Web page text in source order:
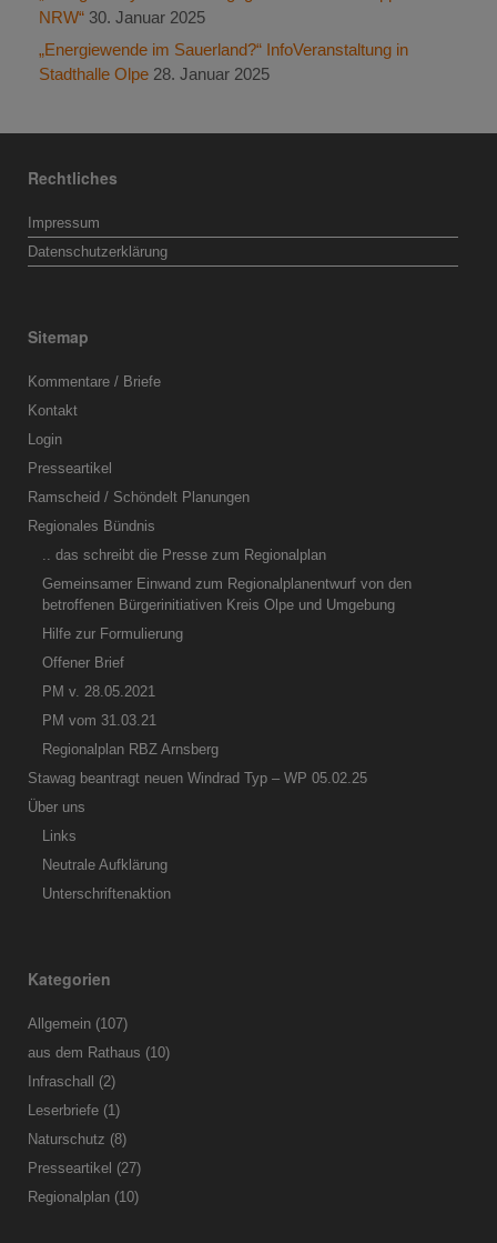
NRW“ 30. Januar 2025
„Energiewende im Sauerland?“ InfoVeranstaltung in
Stadthalle Olpe 28. Januar 2025
Rechtliches
Impressum
Datenschutzerklärung
Sitemap
Kommentare / Briefe
Kontakt
Login
Presseartikel
Ramscheid / Schöndelt Planungen
Regionales Bündnis
.. das schreibt die Presse zum Regionalplan
Gemeinsamer Einwand zum Regionalplanentwurf von den
betroffenen Bürgerinitiativen Kreis Olpe und Umgebung
Hilfe zur Formulierung
Offener Brief
PM v. 28.05.2021
PM vom 31.03.21
Regionalplan RBZ Arnsberg
Stawag beantragt neuen Windrad Typ – WP 05.02.25
Über uns
Links
Neutrale Aufklärung
Unterschriftenaktion
Kategorien
Allgemein (107)
aus dem Rathaus (10)
Infraschall
(2)
Leserbriefe (1)
Naturschutz (8)
Presseartikel (27)
Regionalplan (10)